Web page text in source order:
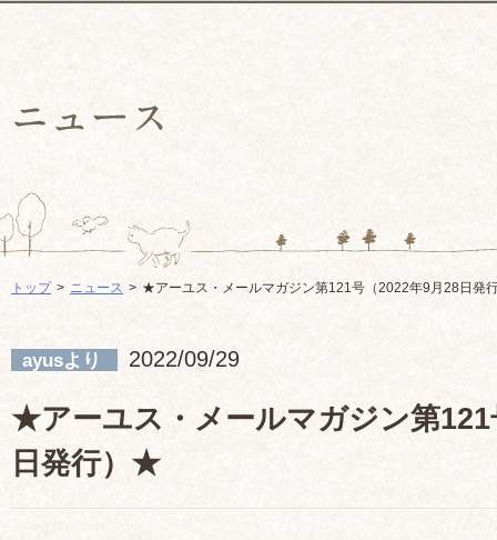
トップ ニュース ★アーユス・メールマガジン第121号（2022年9月28日発
ayusより 2022/09/29
★アーユス・メールマガジン第121
日発行）★